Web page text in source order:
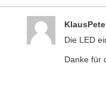
Die LED
Danke für